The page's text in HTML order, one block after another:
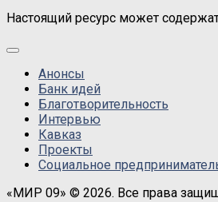
Настоящий ресурс может
Анонсы
Банк идей
Благотворительность
Интервью
Кавказ
Проекты
Социальное
«МИР 09» © 2026. Все права